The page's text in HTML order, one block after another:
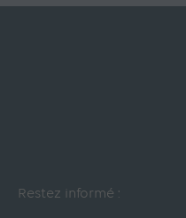
Restez informé :